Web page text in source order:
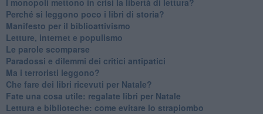
​Perché si leggono poco i libri di storia?
​Manifesto per il biblioattivismo
Letture, internet e populismo
​Le parole scomparse
​Paradossi e dilemmi dei critici antipatici
Ma i terroristi leggono?
​Che fare dei libri ricevuti per Natale?
​Fate una cosa utile: regalate libri per Natale
​Lettura e biblioteche: come evitare lo strapiombo